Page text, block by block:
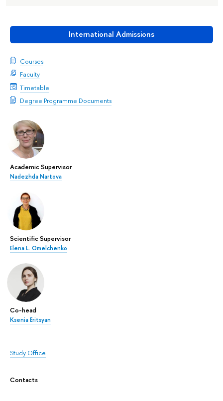
International Admissions
Courses
Faculty
Timetable
Degree Programme Documents
Academic Supervisor
Nadezhda Nartova
Scientific Supervisor
Elena L. Omelchenko
Co-head
Ksenia Eritsyan
Study Office
Contacts